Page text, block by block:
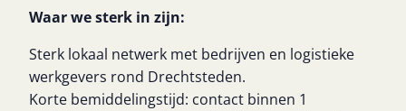
Waar we sterk in zijn:
Sterk lokaal netwerk met bedrijven en logistieke
werkgevers rond Drechtsteden.
Korte bemiddelingstijd: contact binnen 1